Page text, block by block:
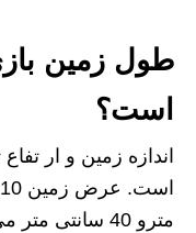
طول زمین
است؟
اندازه زمین و ار
مترو 40 سانتی